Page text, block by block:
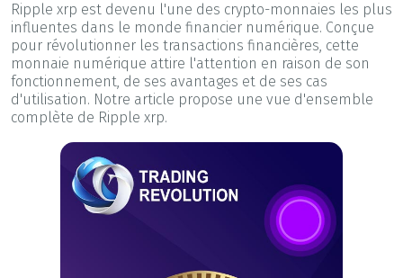
Ripple xrp est devenu l'une des crypto-monnaies les plus
influentes dans le monde financier numérique. Conçue
pour révolutionner les transactions financières, cette
monnaie numérique attire l'attention en raison de son
fonctionnement, de ses avantages et de ses cas
d'utilisation. Notre article propose une vue d'ensemble
complète de Ripple xrp.